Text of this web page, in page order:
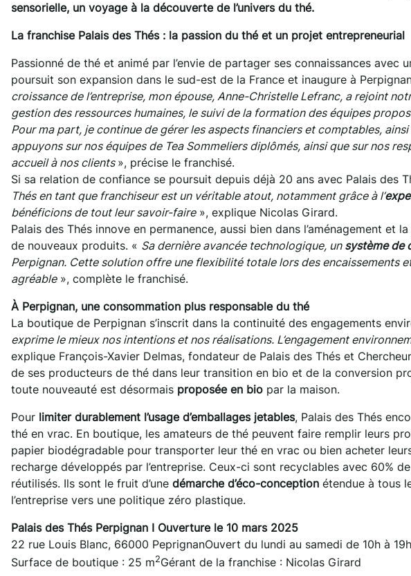
sensorielle, un voyage à la découverte de l’univers du thé.
La franchise Palais des Thés : la passion du thé et un projet entrepreneurial
Passionné de thé et animé par l’envie de partager ses connaissances
poursuit son expansion dans le sud-est de la France et inaugure à
croissance de l’entreprise, mon épouse, Anne-Christelle Lefranc, a rejoint
gestion des ressources humaines, le suivi de la formation des équipes
Pour ma part, je continue de gérer les aspects financiers et comptables,
appuyons sur nos équipes de Tea Sommeliers diplômés, ainsi que sur nos
accueil à nos clients », précise le franchisé.
Si sa relation de confiance se poursuit depuis déjà 20 ans avec Palais des
Thés en tant que franchiseur est un véritable atout, notamment grâce à l’
bénéficions de tout leur savoir-faire», explique Nicolas Girard.
Palais des Thés innove en permanence, aussi bien dans l’aménagement et
de nouveaux produits. « Sa dernière avancée technologique, un système de
Perpignan. Cette solution offre une flexibilité totale lors des encaissements
agréable», complète le franchisé.
À Perpignan, une consommation plus responsable du thé
La boutique de Perpignan s’inscrit dans la continuité des engagements
exprime le mieux nos intentions et nos réalisations. L’engagement
explique François-Xavier Delmas, fondateur de Palais des Thés et
de ses producteurs de thé dans leur transition en bio et de la conversion
toute nouveauté est désormais proposée en bio par la maison.
Pour limiter durablement l’usage d’emballages jetables, Palais des Thés
thé en vrac. En boutique, les amateurs de thé peuvent faire remplir leurs
papier biodégradable pour transporter leur thé en vrac ou bien acheter
recharge développés par l’entreprise. Ceux-ci sont recyclables avec 60%
réutilisés. Ils sont le fruit d’une démarche d’éco-conception étendue à tous
l’entreprise vers une politique zéro plastique.
Palais des Thés Perpignan I Ouverture le 10 mars 2025
22 rue Louis Blanc, 66000 PeprignanOuvert du lundi au samedi de 10h à 19h
Surface de boutique : 25 m2Gérant de la franchise : Nicolas Girard